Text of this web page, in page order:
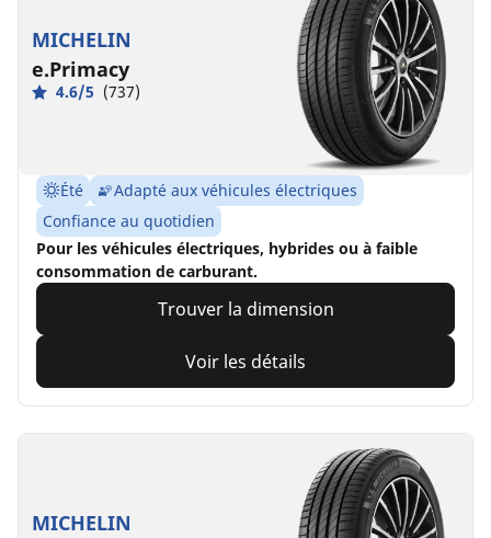
MICHELIN
e.Primacy
4.6/5 (737)
Été
Adapté aux véhicules électriques
Confiance au quotidien
Pour les véhicules électriques, hybrides ou à faible
consommation de carburant.
Trouver la dimension
Voir les détails
MICHELIN